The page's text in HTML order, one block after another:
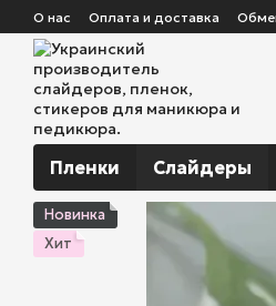
Перейти к основному контенту
О нас Оплата и доставка
Пленки Слайдеры
Новинка
Хит